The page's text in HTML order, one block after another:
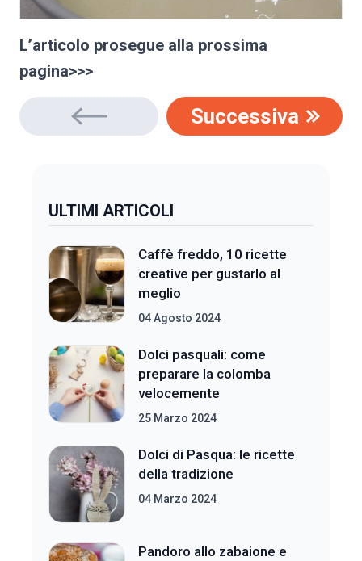
L’articolo prosegue alla prossima
pagina>>>
Successiva
ULTIMI ARTICOLI
Caffè freddo, 10 ricette
creative per gustarlo al
meglio
04 Agosto 2024
Dolci pasquali: come
preparare la colomba
velocemente
25 Marzo 2024
Dolci di Pasqua: le ricette
della tradizione
04 Marzo 2024
Pandoro allo zabaione e